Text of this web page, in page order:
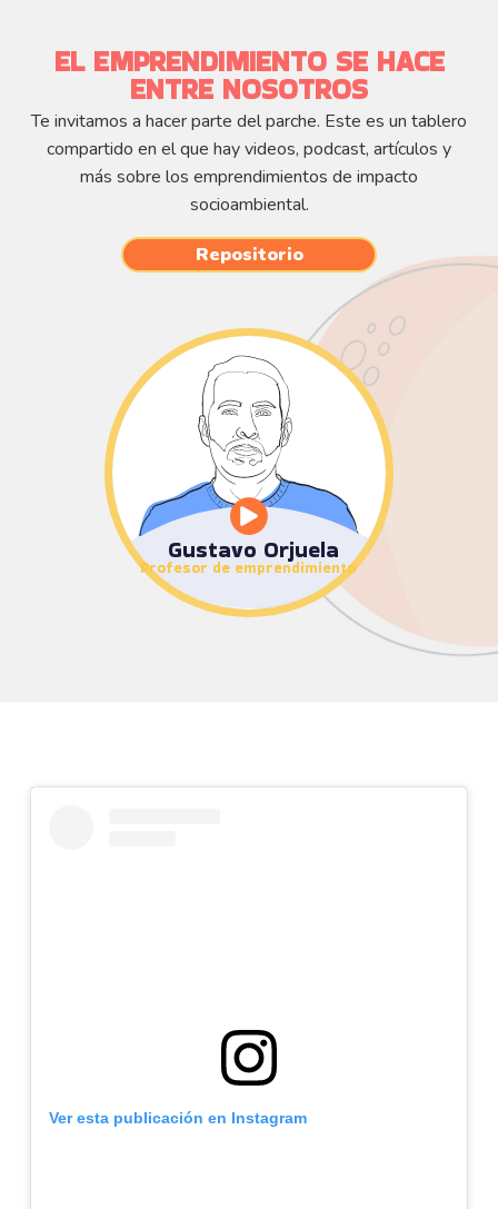
EL EMPRENDIMIENTO SE HACE
ENTRE NOSOTROS
Te invitamos a hacer parte del parche. Este es un tablero
compartido en el que hay videos, podcast, artículos y
más sobre los emprendimientos de impacto
socioambiental.
Repositorio
Gustavo Orjuela
Profesor de emprendimiento
Ver esta publicación en Instagram